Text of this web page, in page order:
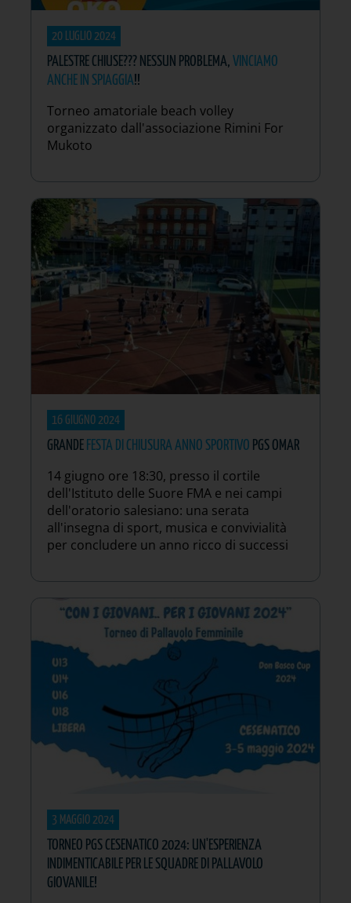
20 LUGLIO 2024
PALESTRE CHIUSE??? NESSUN PROBLEMA, VINCIAMO
ANCHE IN SPIAGGIA!!
Torneo amatoriale beach volley
organizzato dall'associazione Rimini For
Mukoto
16 GIUGNO 2024
GRANDE FESTA DI CHIUSURA ANNO SPORTIVO PGS OMAR
14 giugno ore 18:30, presso il cortile
dell'Istituto delle Suore FMA e nei campi
dell'oratorio salesiano: una serata
all'insegna di sport, musica e convivialità
per concludere un anno ricco di successi
3 MAGGIO 2024
TORNEO PGS CESENATICO 2024: UN'ESPERIENZA
INDIMENTICABILE PER LE SQUADRE DI PALLAVOLO
GIOVANILE!